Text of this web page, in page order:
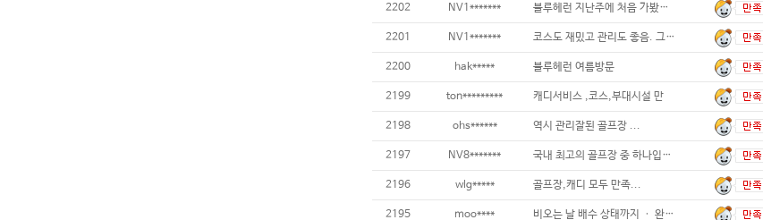
2202 NV1******* 블루헤런 지난주에 처음 가봤는데...가본 골
2201 NV1******* 코스도 재밌고 관리도 좋음. 그린스피드 2.
2200 hak***** 블루헤런 여름방문
2199 ton********* 캐디서비스 ,코스,부대시설 만
2198 ohs****** 역시 관리잘된 골프장 ...
2197 NV8******* 국내 최고의 골프장 중 하나입니다. 백돌
2196 wlg***** 골프장,캐디 모두 만족...
2195 moo**** 비오는 날 배수 상태까지 ㆍ 완벽한 난코스